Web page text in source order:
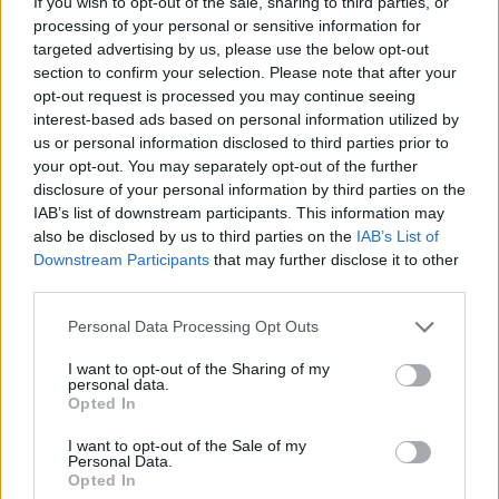
processing of your personal or sensitive information for
targeted advertising by us, please use the below opt-out
section to confirm your selection. Please note that after your
opt-out request is processed you may continue seeing
interest-based ads based on personal information utilized by
us or personal information disclosed to third parties prior to
your opt-out. You may separately opt-out of the further
disclosure of your personal information by third parties on the
IAB’s list of downstream participants. This information may
also be disclosed by us to third parties on the IAB’s List of
Downstream Participants that may further disclose it to other
Please note that this website/app uses one or more Google
not limited to your visit or usage behaviour. You may click to
grant or deny consent to Google and its third-party tags to
use your data for below specified purposes in below Google
consent section.
Personal Data Processing Opt Outs
I want to opt-out of the Sharing of my
personal data.
Opted In
I want to opt-out of the Sale of my
Personal Data.
Opted In
rehabilitációra, a meggyilkoltakat pedig a
tisztességes temetésre”.
„Követeljük, hogy Izrael kormánya, és
különösen annak vezetője nézzen ezeknek a
lányoknak a szemébe, próbálja meg
elképzelni, mi történt velük és az összes
tússzal 284 napon keresztül, és tegyen meg
mindent, hogy mindannyiukat hazahozza” – áll
a nyilatkozatban.
Budapest Pride-résztvevő: Az izraeli